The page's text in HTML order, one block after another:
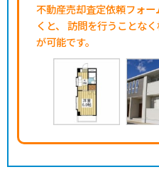
不動産売却査定依頼フォ
くと、
訪問を行うことな
が可能です。